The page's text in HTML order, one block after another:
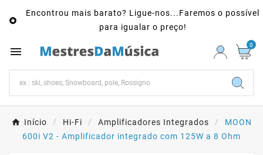

Encontrou mais barato? Ligue-nos...Faremos o possível
para igualar o preço!
 0
Início Hi-Fi Amplificadores Integrados
MOON
600i V2 - Amplificador integrado com 125W a 8 Ohm